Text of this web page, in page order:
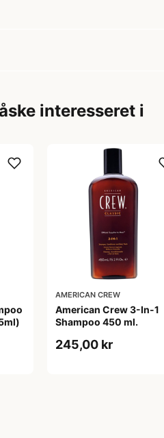
interesseret i
AMERICAN CREW
American Crew 3-In-1
Shampoo 450 ml.
245,00 kr